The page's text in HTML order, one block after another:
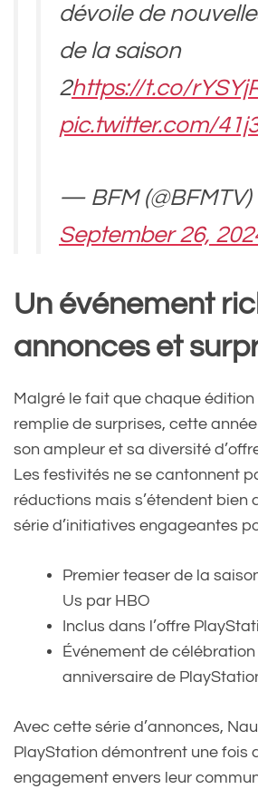
dévoile de
de la saison
2https://t.co/
pic.twitter.com/
— BFM (@BFMTV)
September 26,
Un événement
annonces et
Malgré le fait que chaque édition
remplie de surprises, cette
son ampleur et sa diversité
Les festivités ne se cantonnent
réductions mais s’étendent bien
série d’initiatives engageantes
Premier teaser de la
Us par HBO
Inclus dans l’offre
Événement de
anniversaire de
Avec cette série d’annonces,
PlayStation démontrent une fois
engagement envers leur